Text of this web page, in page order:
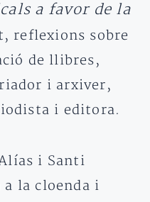
a favor de la
reflexions sobre
de llibres,
i arxiver,
i editora.
i Santi
a la cloenda i